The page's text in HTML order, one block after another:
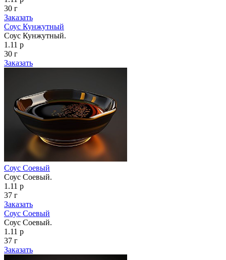
30 г
Заказать
Соус Кунжутный
Соус Кунжутный.
1.11 р
30 г
Заказать
Соус Соевый
Соус Соевый.
1.11 р
37 г
Заказать
Соус Соевый
Соус Соевый.
1.11 р
37 г
Заказать